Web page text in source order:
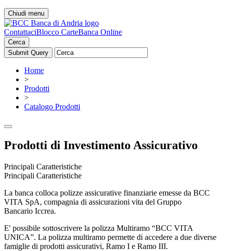
Chiudi menu
ContattaciBlocco CarteBanca Online
Cerca
Home
>
Prodotti
>
Catalogo Prodotti
Prodotti di Investimento Assicurativo
Principali Caratteristiche
Principali Caratteristiche
La banca colloca polizze assicurative finanziarie emesse da BCC
VITA SpA, compagnia di assicurazioni vita del Gruppo
Bancario Iccrea.
E' possibile sottoscrivere la polizza Multiramo “BCC VITA
UNICA”. La polizza multiramo permette di accedere a due diverse
famiglie di prodotti assicurativi, Ramo I e Ramo III.